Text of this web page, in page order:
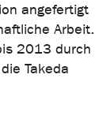
angefertigt
Arbeit.
2013 durch
Takeda